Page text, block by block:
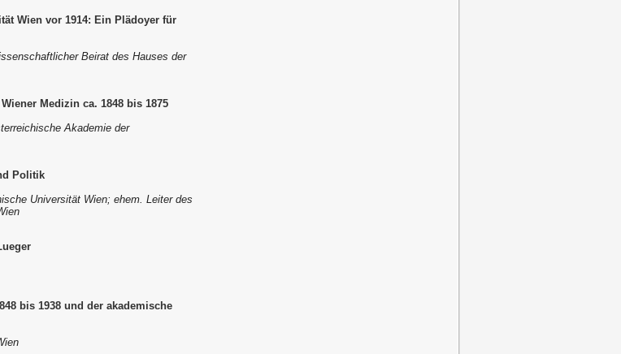
Wien vor 1914: Ein Plädoyer für
Beirat des Hauses der
Medizin ca. 1848 bis 1875
Akademie der
Politik
Universität Wien; ehem. Leiter des
bis 1938 und der akademische